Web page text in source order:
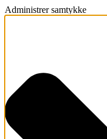
Administrer samtykke